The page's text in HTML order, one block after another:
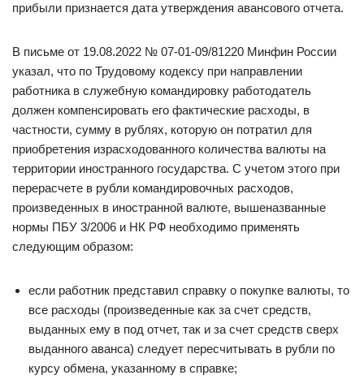
прибыли признается дата утверждения авансового отчета.
В письме от 19.08.2022 № 07-01-09/81220 Минфин России
указал, что по Трудовому кодексу при направлении
работника в служебную командировку работодатель
должен компенсировать его фактические расходы, в
частности, сумму в рублях, которую он потратил для
приобретения израсходованного количества валюты на
территории иностранного государства. С учетом этого при
перерасчете в рубли командировочных расходов,
произведенных в иностранной валюте, вышеназванные
нормы ПБУ 3/2006 и НК РФ необходимо применять
следующим образом:
если работник представил справку о покупке валюты, то
все расходы (произведенные как за счет средств,
выданных ему в под отчет, так и за счет средств сверх
выданного аванса) следует пересчитывать в рубли по
курсу обмена, указанному в справке;